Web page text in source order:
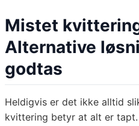
Mistet
Alternative
godtas
Heldigvis er det ikke alltid
kvittering betyr at alt er